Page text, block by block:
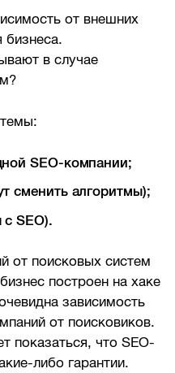
от внешних
в случае
SEO-компании;
сменить алгоритмы);
SEO).
от поисковых систем
построен на хаке
зависимость
от поисковиков.
показаться, что SEO-
либо гарантии.